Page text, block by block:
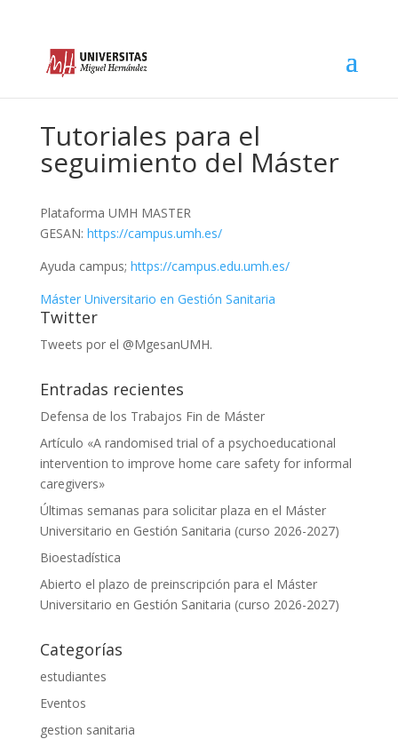
Tutoriales para el
seguimiento del Máster
Plataforma UMH MASTER
GESAN: https://campus.umh.es/
Ayuda campus; https://campus.edu.umh.es/
Máster Universitario en Gestión Sanitaria
Twitter
Tweets por el @MgesanUMH.
Entradas recientes
Defensa de los Trabajos Fin de Máster
Artículo «A randomised trial of a psychoeducational
intervention to improve home care safety for informal
caregivers»
Últimas semanas para solicitar plaza en el Máster
Universitario en Gestión Sanitaria (curso 2026-2027)
Bioestadística
Abierto el plazo de preinscripción para el Máster
Universitario en Gestión Sanitaria (curso 2026-2027)
Categorías
estudiantes
Eventos
gestion sanitaria